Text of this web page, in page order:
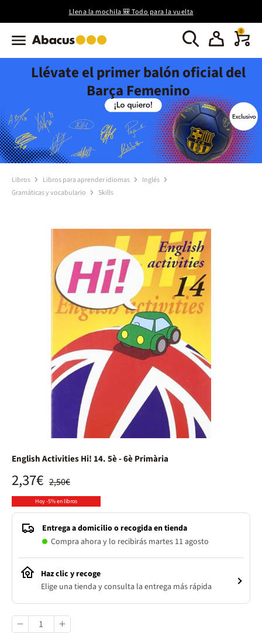
Llena la mochila 🎒 Todo para la vuelta
0
Llévate el primer balón oficial del
Barça Femenino
Libros Libros para aprender idiomas
Inglés
Gramáticas y vocabulario
Skills
English Activities Hi! 14. 5è - 6è Primària
2,50€
2,37€
Hoy -5% en libros
Entrega a domicilio o recogida en tienda
Compra ahora y lo recibirás martes 11 agosto
Haz clic y recoge
Elige una tienda y consulta la entrega más rápida